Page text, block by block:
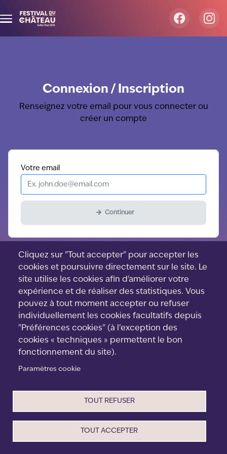
Connexion / Inscription
Renseignez votre email pour vous connecter ou
créer un compte
Votre email
Continuer
Cliquez sur "Tout accepter" pour accepter les
cookies et poursuivre directement sur le site. Le
site utilise les cookies afin d'améliorer votre
expérience et de réaliser des statistiques. Vous
pouvez à tout moment accepter ou refuser
individuellement les cookies facultatifs depuis
"Préférences cookies" (à l’exception des
cookies « techniques » permettent le bon
fonctionnement du site).
Paramètres cookie
TOUT REFUSER
TOUT ACCEPTER
Cookies
CGV
Mentions Légales